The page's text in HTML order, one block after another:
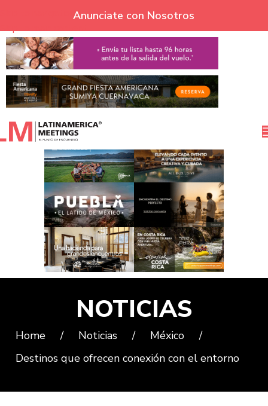
Skip to navigation
Skip to main content
Anunciate con Nosotros
NOTICIAS
Home / Noticias / México
/
Destinos que ofrecen conexión con el entorno